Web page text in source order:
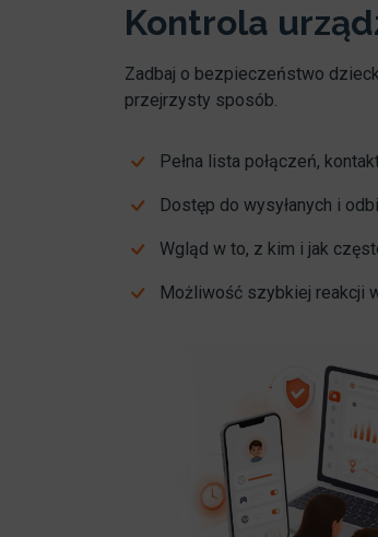
Kontrola
Zadbaj o bezpieczeństwo
przejrzysty sposób.
Pełna lista połączeń,
Dostęp do wysyłanych i
Wgląd w to, z kim i jak
Możliwość szybkiej reakcji